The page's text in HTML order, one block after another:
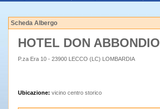
Scheda Albergo
HOTEL DON ABBONDIO
P.za Era 10 - 23900 LECCO (LC) LOMBARDIA
Ubicazione: vicino centro storico